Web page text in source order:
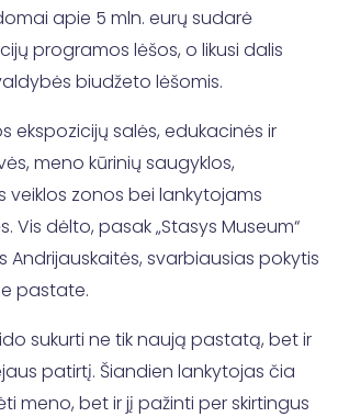
apie 5 mln. eurų sudarė
programos lėšos, o likusi dalis
biudžeto lėšomis.
ekspozicijų salės, edukacinės ir
meno kūrinių saugyklos,
veiklos zonos bei lankytojams
Vis dėlto, pasak „Stasys Museum“
Andrijauskaitės, svarbiausias pokytis
pastate.
sukurti ne tik naują pastatą, bet ir
patirtį. Šiandien lankytojas čia
meno, bet ir jį pažinti per skirtingus